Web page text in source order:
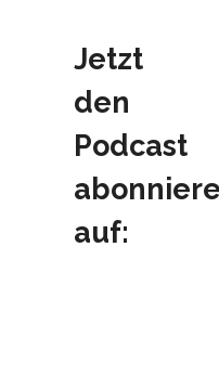
Jetzt
den
Podcast
auf: